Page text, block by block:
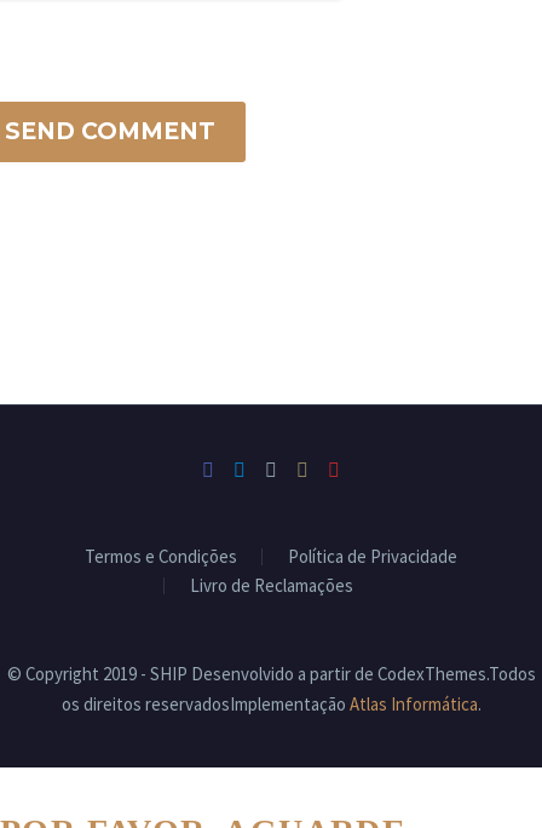
SEND COMMENT
Termos e Condições
Política de Privacidade
Livro de Reclamações
© Copyright 2019 - SHIP Desenvolvido a partir de CodexThemes.Todos
os direitos reservadosImplementação Atlas Informática.